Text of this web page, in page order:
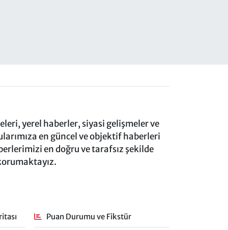
yerel haberler, siyasi gelişmeler ve
en güncel ve objektif haberleri
en doğru ve tarafsız şekilde
Puan Durumu ve Fikstür